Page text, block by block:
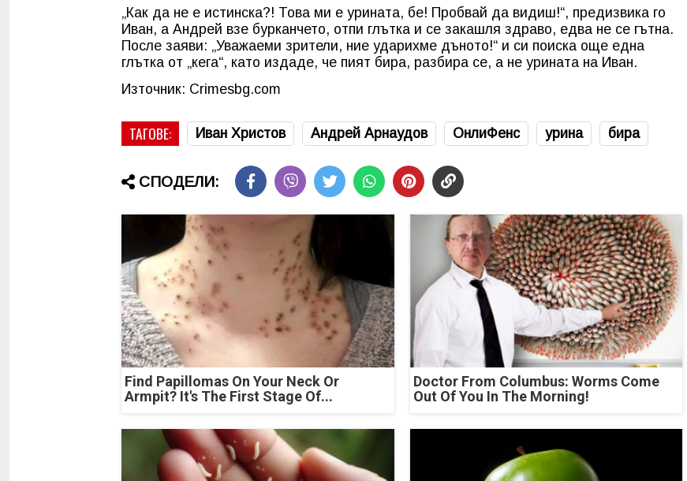
„Как да не е истинска?! Това ми е урината, бе! Пробвай да видиш!“, предизвика го
Иван, а Андрей взе бурканчето, отпи глътка и се закашля здраво, едва не се гътна.
После заяви: „Уважаеми зрители, ние ударихме дъното!“ и си поиска още една
глътка от „кега“, като издаде, че пият бира, разбира се, а не урината на Иван.
Източник: Crimesbg.com
ТАГОВЕ: Иван Христов Андрей Арнаудов ОнлиФенс урина бира
СПОДЕЛИ:
Find Papillomas On Your Neck Or
Armpit? It's The First Stage Of...
Doctor From Columbus: Worms Come
Out Of You In The Morning!